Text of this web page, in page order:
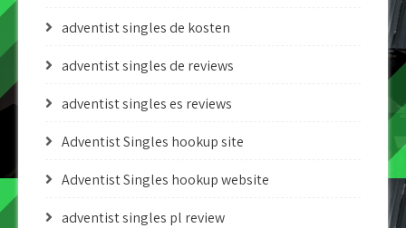
adventist singles de kosten
adventist singles de reviews
adventist singles es reviews
Adventist Singles hookup site
Adventist Singles hookup website
adventist singles pl review